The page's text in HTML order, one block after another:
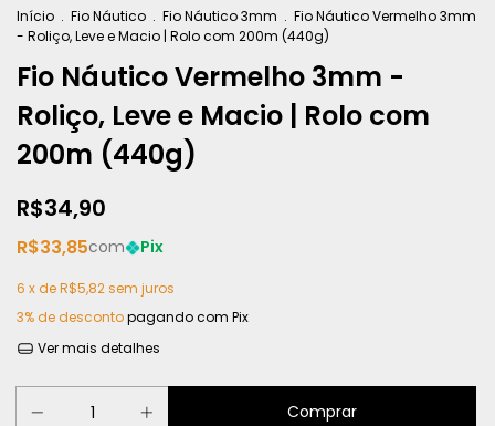
Início . Fio Náutico . Fio Náutico 3mm . Fio Náutico Vermelho 3mm
- Roliço, Leve e Macio | Rolo com 200m (440g)
Fio Náutico Vermelho 3mm -
Roliço, Leve e Macio | Rolo com
200m (440g)
R$34,90
R$33,85com Pix
6 x deR$5,82sem juros
3% de descontopagando com Pix
Ver mais detalhes